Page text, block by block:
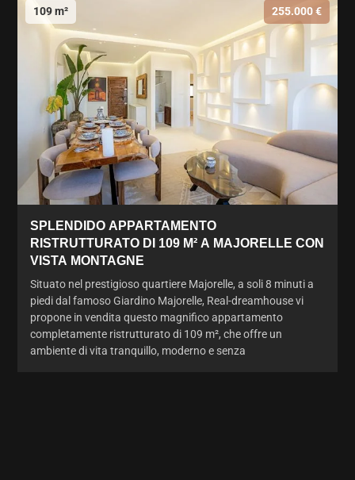
109 m² 255.000 €
SPLENDIDO APPARTAMENTO
RISTRUTTURATO DI 109 M² A MAJORELLE CON
VISTA MONTAGNE
Situato nel prestigioso quartiere Majorelle, a soli 8 minuti a
piedi dal famoso Giardino Majorelle, Real-dreamhouse vi
propone in vendita questo magnifico appartamento
completamente ristrutturato di 109 m², che offre un
ambiente di vita tranquillo, moderno e senza